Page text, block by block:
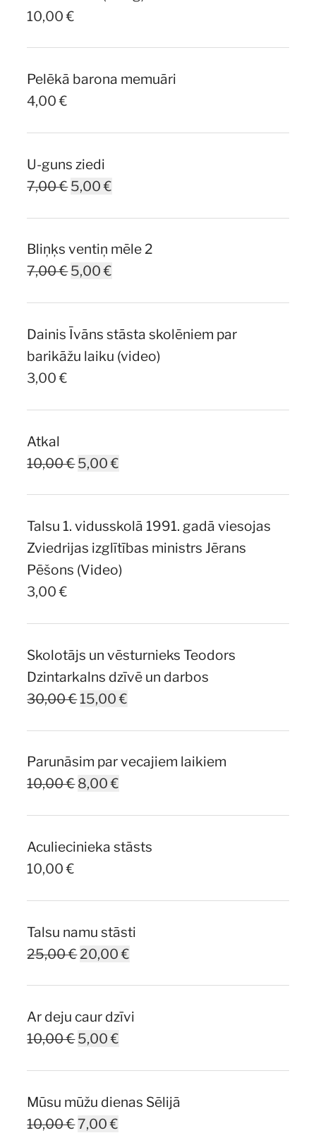
10,00€
Pelēkā barona memuāri
4,00€
U-guns ziedi
7,00€Original
7,00 €.
5,00€
5,00 €.
Bliņķs ventiņ mēle 2
7,00€Original
7,00 €.
5,00€
5,00 €.
Dainis Īvāns stāsta skolēniem par
barikāžu laiku (video)
3,00€
Atkal
10,00€Original
10,00 €.
5,00€
5,00 €.
Talsu 1. vidusskolā 1991. gadā viesojas
Zviedrijas izglītības ministrs Jērans
Pēšons (Video)
3,00€
Skolotājs un vēsturnieks Teodors
Dzintarkalns dzīvē un darbos
30,00€Original
30,00 €.
15,00€
15,00 €.
Parunāsim par vecajiem laikiem
10,00€Original
10,00 €.
8,00€
8,00 €.
Aculiecinieka stāsts
10,00€
Talsu namu stāsti
25,00€Original
25,00 €.
20,00€
20,00 €.
Ar deju caur dzīvi
10,00€Original
10,00 €.
5,00€
5,00 €.
Mūsu mūžu dienas Sēlijā
10,00€Original
7,00€